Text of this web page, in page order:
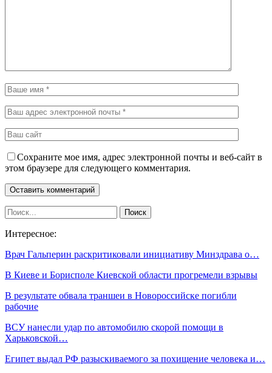
Сохраните мое имя, адрес электронной почты и веб-сайт в
этом браузере для следующего комментария.
Интересное:
Врач Гальперин раскритиковали инициативу Минздрава о…
В Киеве и Борисполе Киевской области прогремели взрывы
В результате обвала траншеи в Новороссийске погибли
рабочие
ВСУ нанесли удар по автомобилю скорой помощи в
Харьковской…
Египет выдал РФ разыскиваемого за похищение человека и…